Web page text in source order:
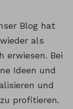
Blog hat
als
erwiesen. Bei
Ideen und
und
profitieren.